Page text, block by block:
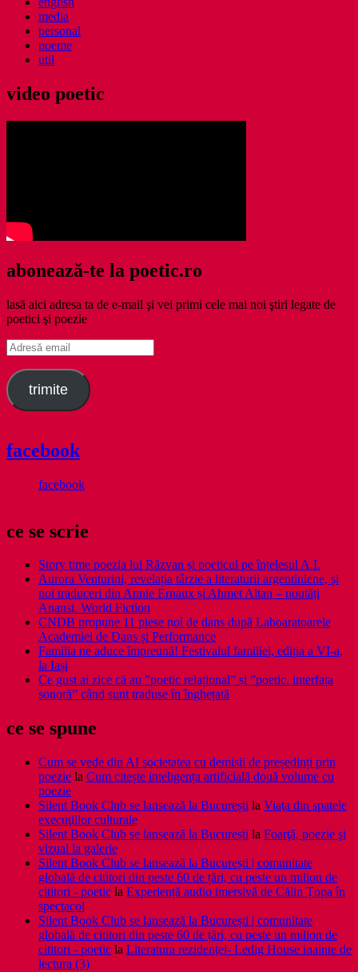
media
personal
poeme
util
video poetic
abonează-te la poetic.ro
lasă aici adresa ta de e-mail şi vei primi cele mai noi ştiri legate de
poetici şi poezie
Adresă
email
trimite
facebook
facebook
ce se scrie
Story time poezia lui Răzvan și poeticul pe înțelesul A.I.
Aurora Venturini, revelația târzie a literaturii argentiniene, și
noi traduceri din Annie Ernaux și Ahmet Altan – noutăți
Anansi. World Fiction
CNDB propune 11 piese noi de dans după Laboaratoarele
Academiei de Dans și Performance
Familia ne aduce împreună! Festivalul familiei, ediția a VI-a,
la Iași
Ce gust ai zice că au ”poetic relațional” și ”poetic. interfața
sonoră” când sunt traduse în înghețată
ce se spune
Cum se vede din AI societatea cu demisii de președinți prin
poezie la Cum citește inteligența artificială două volume cu
poezie
Silent Book Club se lansează la București la Viaţa din spatele
execuţiilor culturale
Silent Book Club se lansează la București la Foarţă, poezie şi
vizual la galerie
Silent Book Club se lansează la București | comunitate
globală de cititori din peste 60 de țări, cu peste un milion de
cititori - poetic la Experiență audio imersivă de Călin Țopa în
spectacol
Silent Book Club se lansează la București | comunitate
globală de cititori din peste 60 de țări, cu peste un milion de
cititori - poetic la Literatura rezidenţei- Ledig House inainte de
lectura (3)